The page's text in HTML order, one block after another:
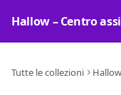
Hallow – Centro
Tutte le collezioni